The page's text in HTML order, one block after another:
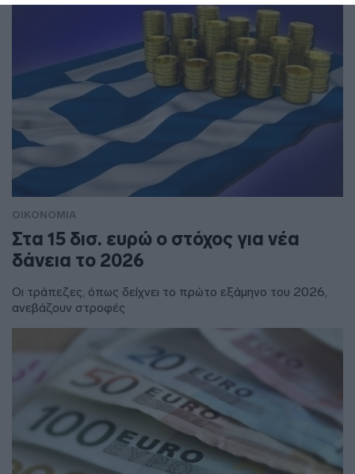
ΟΙΚΟΝΟΜΙΑ
Στα 15 δισ. ευρώ ο στόχος για νέα
δάνεια το 2026
Οι τράπεζες, όπως δείχνει το πρώτο εξάμηνο του 2026,
ανεβάζουν στροφές